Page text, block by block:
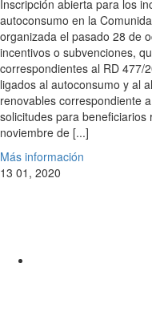
Inscripción abierta para los
autoconsumo en la
organizada el pasado 28 de
incentivos o subvenciones,
correspondientes al RD 477/
ligados al autoconsumo y al
renovables correspondiente
solicitudes para
noviembre de [...]
Más información
13 01, 2020